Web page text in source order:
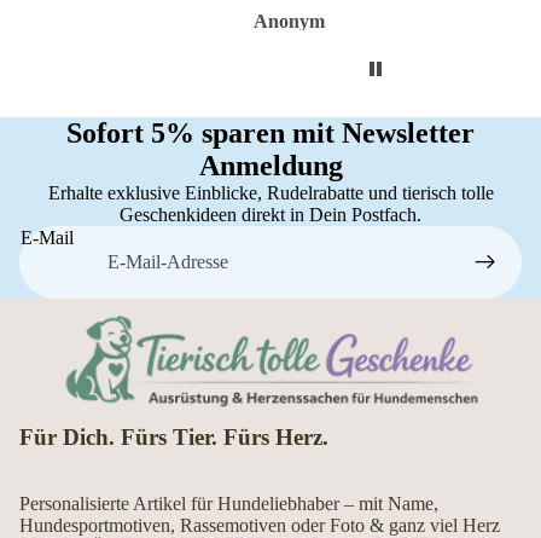
Anonym
Sofort 5% sparen mit Newsletter
Anmeldung
Erhalte exklusive Einblicke, Rudelrabatte und tierisch tolle
Geschenkideen direkt in Dein Postfach.
E-Mail
Für Dich. Fürs Tier. Fürs Herz.
Personalisierte Artikel für Hundeliebhaber – mit Name,
Hundesportmotiven, Rassemotiven oder Foto & ganz viel Herz